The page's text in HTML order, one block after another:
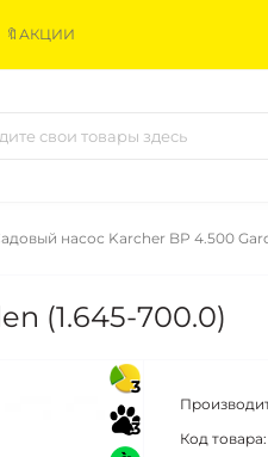
🔖АКЦИИ
насос Karcher BP 4.500
(1.645-700.0)
3
3
Код товара: